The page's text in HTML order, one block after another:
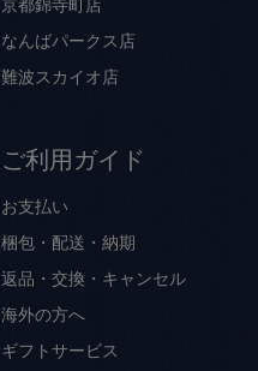
京都錦寺町店
なんばパークス店
難波スカイオ店
ご利用ガイド
お支払い
梱包・配送・納期
返品・交換・キャンセル
海外の方へ
ギフトサービス